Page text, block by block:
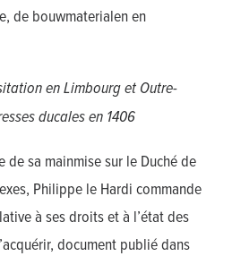
de bouwmaterialen en
en Limbourg et Outre-
ducales en 1406
de sa mainmise sur le Duché de
Philippe le Hardi commande
à ses droits et à l’état des
document publié dans